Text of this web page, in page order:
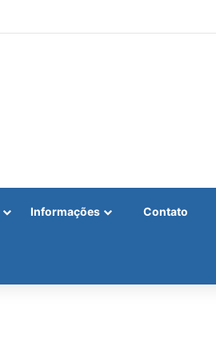
Informações Contato